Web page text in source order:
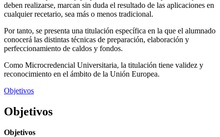
deben realizarse, marcan sin duda el resultado de las aplicaciones en
cualquier recetario, sea más o menos tradicional.
Por tanto, se presenta una titulación específica en la que el alumnado
conocerá las distintas técnicas de preparación, elaboración y
perfeccionamiento de caldos y fondos.
Como Microcredencial Universitaria, la titulación tiene validez y
reconocimiento en el ámbito de la Unión Europea.
Objetivos
Objetivos
Objetivos